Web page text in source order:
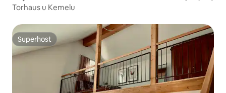
Torhaus u Kemelu
Superhost
Superhost